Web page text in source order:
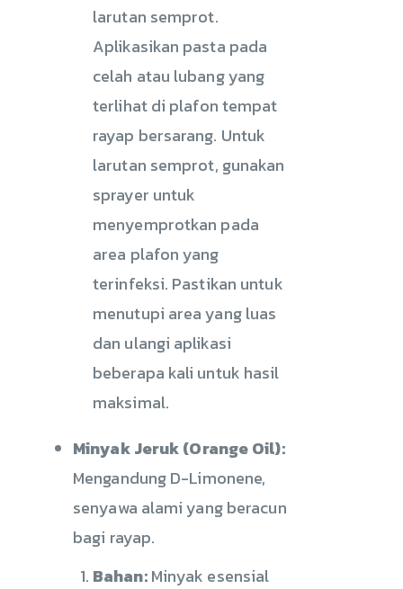
larutan semprot.
Aplikasikan pasta pada
celah atau lubang yang
terlihat di plafon tempat
rayap bersarang. Untuk
larutan semprot, gunakan
sprayer untuk
menyemprotkan pada
area plafon yang
terinfeksi. Pastikan untuk
menutupi area yang luas
dan ulangi aplikasi
beberapa kali untuk hasil
maksimal.
Minyak Jeruk (Orange Oil):
Mengandung D-Limonene,
senyawa alami yang beracun
bagi rayap.
Bahan:Minyak esensial